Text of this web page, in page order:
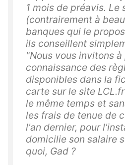
1 mois de préavis.
(contrairement à
banques qui le
ils conseillent
"Nous vous invitons
connaissance des
disponibles dans la
carte sur le site
le même temps et
les frais de tenue de
l'an dernier, pour
domicilie son salaire
quoi, Gad ?